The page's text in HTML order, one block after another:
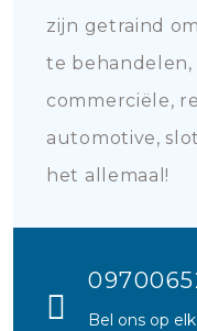
zijn getraind
te
commerciële,
automotive,
het allemaal!
Bel ons op